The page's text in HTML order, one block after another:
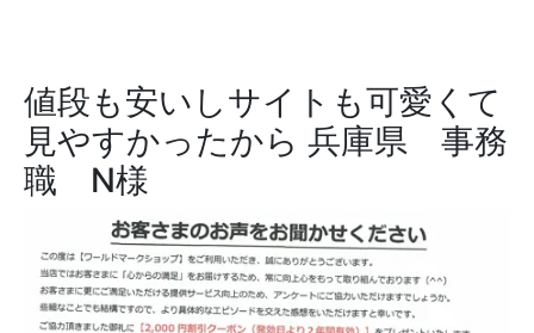
値段も安いしサイトも可愛くて
見やすかったから 兵庫県 事務
職 N様